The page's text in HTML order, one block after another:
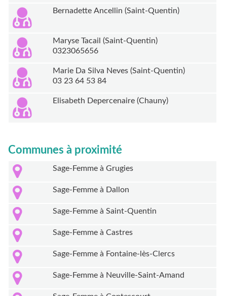
Bernadette Ancellin (Saint-Quentin)
Maryse Tacail (Saint-Quentin)
0323065656
Marie Da Silva Neves (Saint-Quentin)
03 23 64 53 84
Elisabeth Depercenaire (Chauny)
Communes à proximité
Sage-Femme à Grugies
Sage-Femme à Dallon
Sage-Femme à Saint-Quentin
Sage-Femme à Castres
Sage-Femme à Fontaine-lès-Clercs
Sage-Femme à Neuville-Saint-Amand